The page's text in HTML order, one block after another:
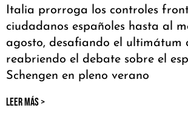
Italia prorroga los controles
ciudadanos españoles hasta al
agosto, desafiando el ultimátum
reabriendo el debate sobre el
Schengen en pleno verano
LEER MÁS >